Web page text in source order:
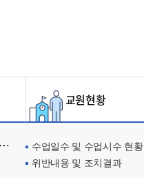
교원현황
수업일수 및 수업시수 현황
위반내용 및 조치결과